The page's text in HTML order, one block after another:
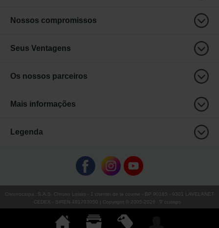
Nossos compromissos
Seus Ventagens
Os nossos parceiros
Mais informações
Legenda
Chronocarpa : S.A.S. Chrono Loisirs - 1 chemin de la coume - BP 90185 - 9301 LAVELANET
CEDEX - SIREN 481703050 | Copyright © 2005-2026 ∇ ccdispo